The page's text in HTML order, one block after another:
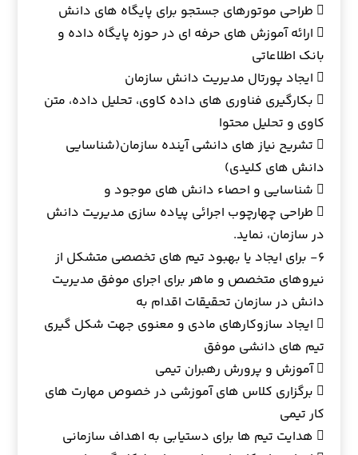
 طراحی موتورهای جستجو برای پایگاه های دانش
 ارائه آموزش های حرفه ای در حوزه پایگاه داده و
بانک اطلاعاتی
 ایجاد پورتال مدیریت دانش سازمان
 بکارگیری فناوری های داده کاوی، تحلیل داده، متن
کاوی و تحلیل محتوا
 تشریح نیاز های دانشی آینده سازمان(شناسایی
دانش های کلیدی)
 شناسایی و احصاء دانش های موجود و
 طراحی چهارچوب اجرائی پیاده سازی مدیریت دانش
در سازمان، نماید.
۶- برای ایجاد یا بهبود تیم های تخصصی متشکل از
نیروهای متخصص و ماهر برای اجرای موفق مدیریت
دانش در سازمان تحقیقات اقدام به
 ایجاد سازوکارهای مادی و معنوی جهت شکل گیری
تیم های دانشی موفق
 آموزش و پرورش رهبران تیمی
 برگزاری کلاس های آموزشی در خصوص مهارت های
کار تیمی
 هدایت تیم ها برای دستیابی به اهداف سازمانی